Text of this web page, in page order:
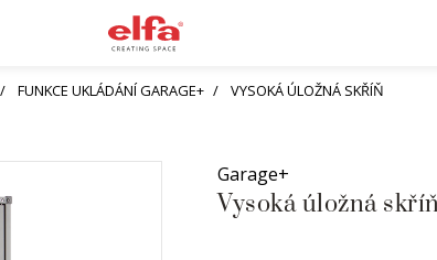
FUNKCE UKLÁDÁNÍ GARAGE+ VYSOKÁ ÚLOŽNÁ SKŘÍŇ
Garage+
Vysoká úložná